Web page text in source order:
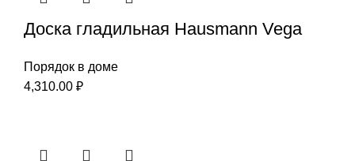
Доска гладильная Hausmann Vega
Порядок в доме
4,310.00 ₽